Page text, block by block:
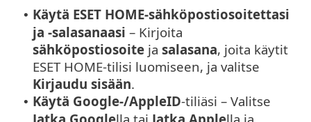
• Käytä ESET HOME-sähköpostiosoitettasi
ja -salasanaasi – Kirjoita
sähköpostiosoite ja salasana, joita käytit
ESET HOME-tilisi luomiseen, ja valitse
Kirjaudu sisään.
• Käytä Google-/AppleID-tiliäsi – Valitse